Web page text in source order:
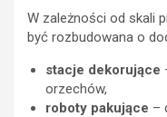
W zależności od skali
być rozbudowana o
stacje dekorujące
orzechów,
roboty pakujące –